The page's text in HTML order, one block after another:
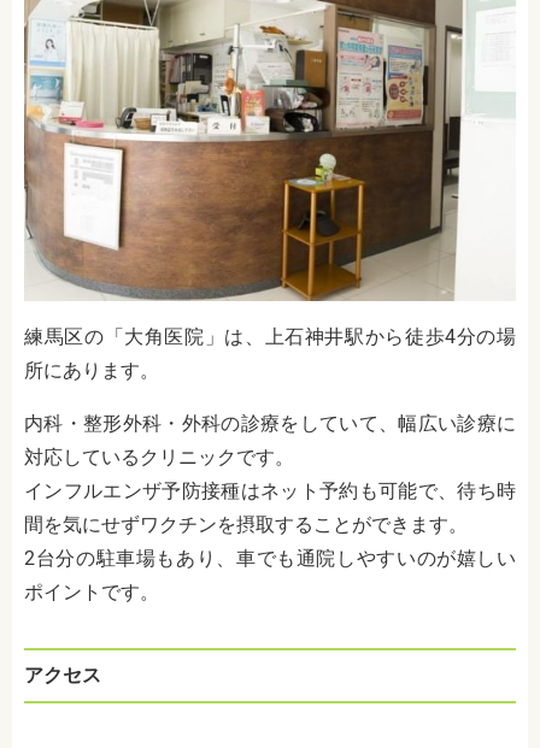
練馬区の「大角医院」は、上石神井駅から徒歩4分の場
所にあります。
内科・整形外科・外科の診療をしていて、幅広い診療に
対応しているクリニックです。
インフルエンザ予防接種はネット予約も可能で、待ち時
間を気にせずワクチンを摂取することができます。
2台分の駐車場もあり、車でも通院しやすいのが嬉しい
ポイントです。
アクセス